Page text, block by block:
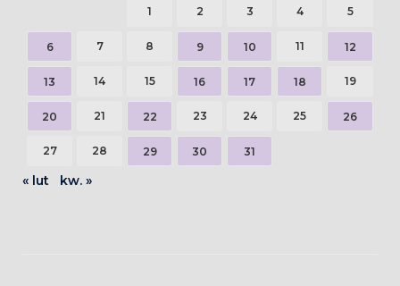
1 2 3 4 5
6 7 8 9 10 11 12
13 14 15 16 17 18 19
20 21 22 23 24 25 26
27 28 29 30 31
« lut kw. »